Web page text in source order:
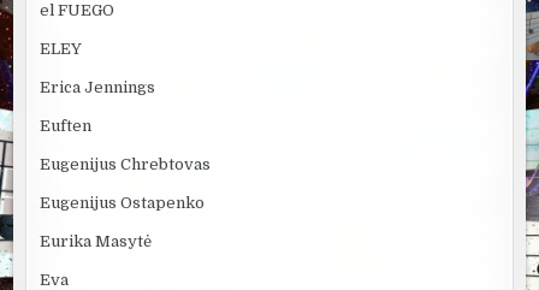
el FUEGO
ELEY
Erica Jennings
Euften
Eugenijus Chrebtovas
Eugenijus Ostapenko
Eurika Masytė
Eva